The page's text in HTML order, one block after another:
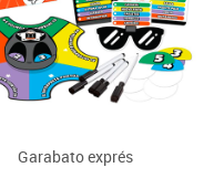
Garabato exprés